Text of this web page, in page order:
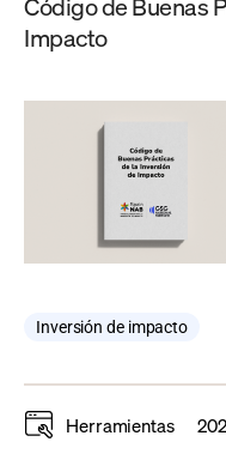
Impacto
Inversión de impacto
Herramientas